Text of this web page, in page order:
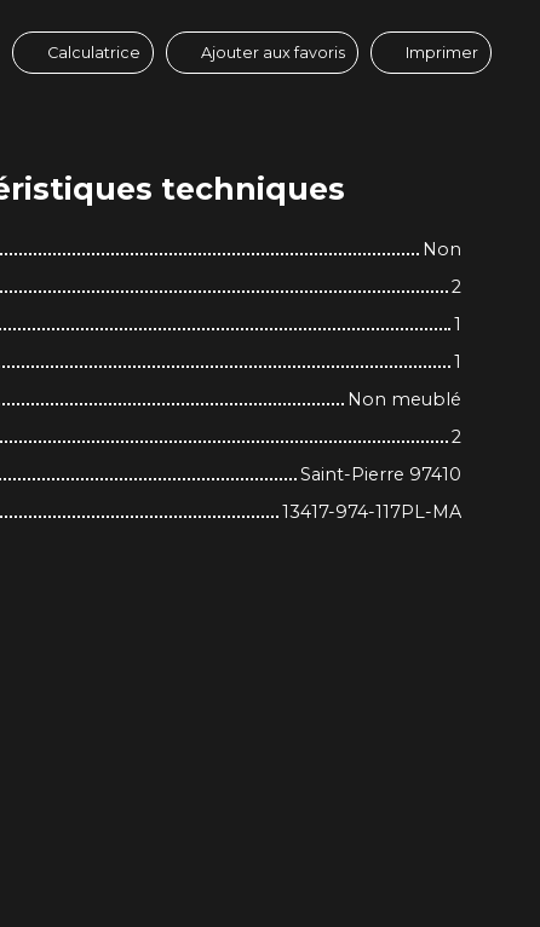
Calculatrice Ajouter aux favoris Imprimer
techniques
Non
2
1
1
Non meublé
2
Saint-Pierre 97410
13417-974-117PL-MA